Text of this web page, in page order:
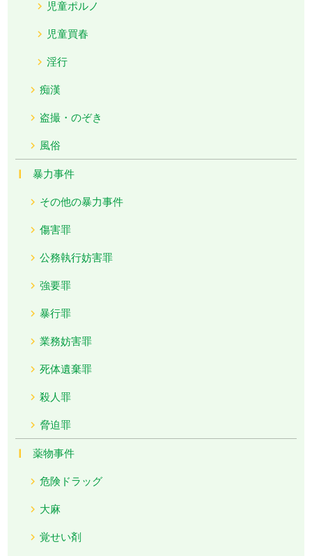
児童ポルノ
児童買春
淫行
痴漢
盗撮・のぞき
風俗
暴力事件
その他の暴力事件
傷害罪
公務執行妨害罪
強要罪
暴行罪
業務妨害罪
死体遺棄罪
殺人罪
脅迫罪
薬物事件
危険ドラッグ
大麻
覚せい剤